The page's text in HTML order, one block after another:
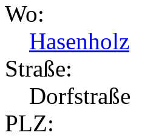
Wo:
Hasenholz
Straße:
Dorfstraße
PLZ: